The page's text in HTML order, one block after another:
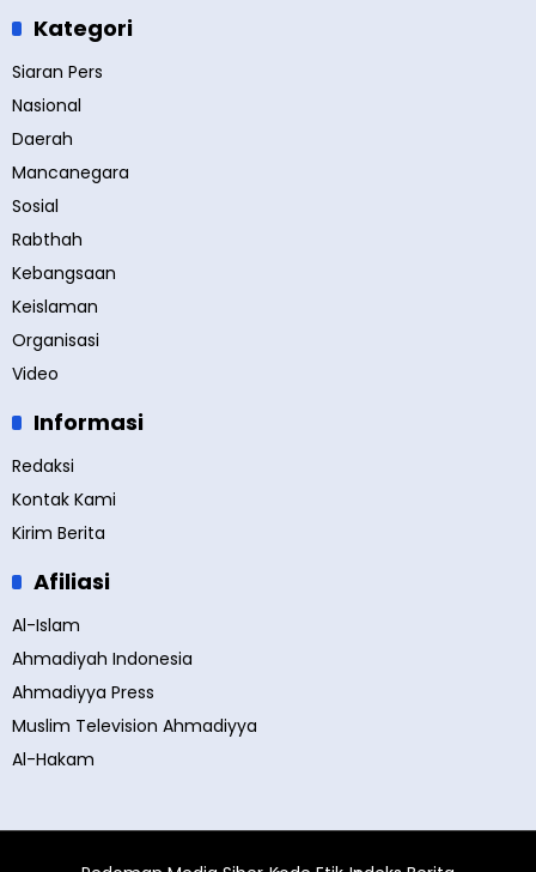
Kategori
Siaran Pers
Nasional
Daerah
Mancanegara
Sosial
Rabthah
Kebangsaan
Keislaman
Organisasi
Video
Informasi
Redaksi
Kontak Kami
Kirim Berita
Afiliasi
Al-Islam
Ahmadiyah Indonesia
Ahmadiyya Press
Muslim Television Ahmadiyya
Al-Hakam